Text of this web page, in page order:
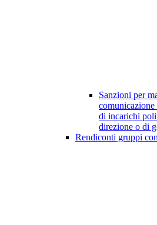
Sanzioni per
di incarichi
direzione o di
Rendiconti gruppi